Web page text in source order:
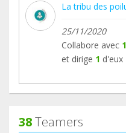
La tribu des
25/11/2020
Collabore avec 1
et dirige 1 d'eux
38Teamers